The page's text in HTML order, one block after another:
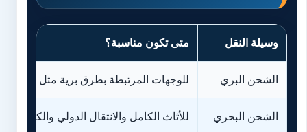
وسيلة النقل متى تكون مناسبة؟
الشحن البري للوجهات المرتبطة بطرق برية مثل بعض
الشحن البحري للأثاث الكامل والانتقال الدولي والكميات